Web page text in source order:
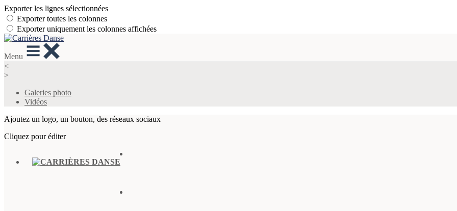
Exporter les lignes sélectionnées
Exporter toutes les colonnes
Exporter uniquement les colonnes affichées
Menu
<
>
Galeries photo
Vidéos
Ajoutez un logo, un bouton, des réseaux sociaux
Cliquez pour éditer